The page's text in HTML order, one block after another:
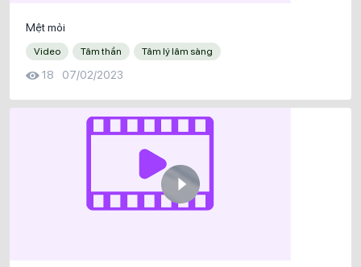
Mệt mỏi
Video Tâm thần Tâm lý lâm sàng
18 07/02/2023